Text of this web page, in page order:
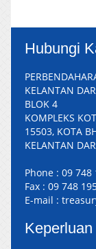
Hubungi
KELANTAN
BLOK 4
KOMPLEKS
15503, KOTA
KELANTAN
Phone : 09 748
Fax : 09 748
E-mail :